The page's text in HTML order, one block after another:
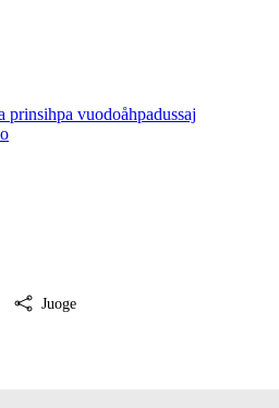
prinsihpa vuodoåhpadussaj
Juoge